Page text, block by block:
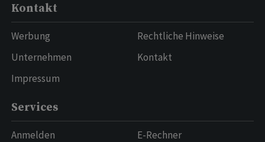
Kontakt
Werbung
Unternehmen
Impressum
Rechtliche Hinweise
Kontakt
Services
Anmelden
E-Rechner